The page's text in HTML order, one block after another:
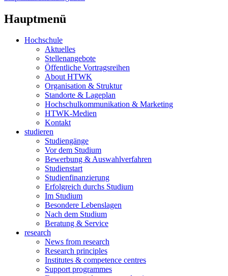
Hauptmenü
Hochschule
Aktuelles
Stellenangebote
Öffentliche Vortragsreihen
About HTWK
Organisation & Struktur
Standorte & Lageplan
Hochschulkommunikation & Marketing
HTWK-Medien
Kontakt
studieren
Studiengänge
Vor dem Studium
Bewerbung & Auswahlverfahren
Studienstart
Studienfinanzierung
Erfolgreich durchs Studium
Im Studium
Besondere Lebenslagen
Nach dem Studium
Beratung & Service
research
News from research
Research principles
Institutes & competence centres
Support programmes